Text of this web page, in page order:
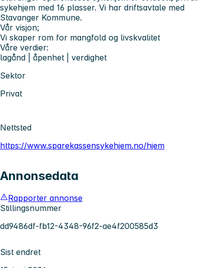
sykehjem med 16 plasser. Vi har driftsavtale med
Stavanger Kommune.
Vår visjon;
Vi skaper rom for mangfold og livskvalitet
Våre verdier:
lagånd | åpenhet | verdighet
Sektor
Privat
Nettsted
https://www.sparekassensykehjem.no/hjem
Annonsedata
Rapporter annonse
Stillingsnummer
dd9486df-fb12-4348-96f2-ae4f200585d3
Sist endret